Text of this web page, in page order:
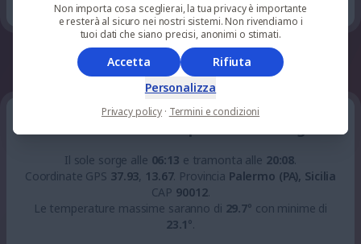
whatsapp facebook telegram
Il sole sorge alle 06:13 e tramonta alle 20:08.
Coordinate GPS 37.93, 13.67. Provincia Palermo (PA), Sicilia
CAP 90012.
Le temperature massime saranno di 29.7° con minime di
23.1°.
Non importa cosa sceglierai, la tua privacy è importante
e resterà al sicuro nei nostri sistemi. Non rivendiamo i
tuoi dati che siano precisi, anonimi o stimati.
Accetta
Rifiuta
Personalizza
Privacy policy · Termini e condizioni